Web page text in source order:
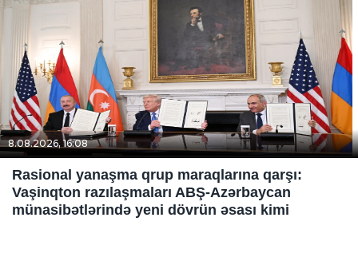
8.08.2026, 16:08
Rasional yanaşma qrup maraqlarına qarşı:
Vaşinqton razılaşmaları ABŞ-Azərbaycan
münasibətlərində yeni dövrün əsası kimi